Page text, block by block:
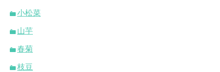
小松菜
山芋
春菊
枝豆